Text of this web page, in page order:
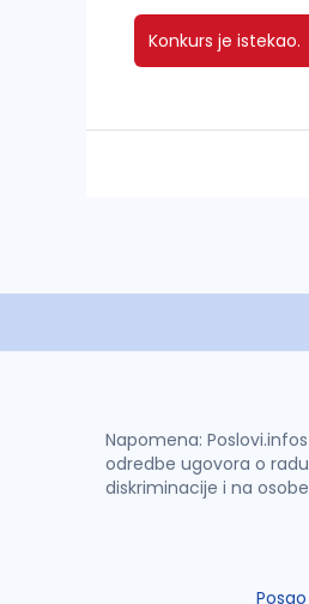
Konkurs je istekao.
Napomena:
odredbe ugovora o
diskriminacije i na
Posao